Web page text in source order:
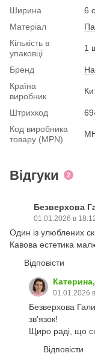
Ширина
6
Матеріал
Кількість в
упаковці
1
Бренд
Країна
виробник
Штрихкод
Код виробника
товару (MPN)
Відгуки 2
Безверхова
01.01.2026 в
Один із улюблених
Кавова естетика
Відповісти
01.01.2026
Безверхова
зв'язок!
Щиро раді, що
Відповісти